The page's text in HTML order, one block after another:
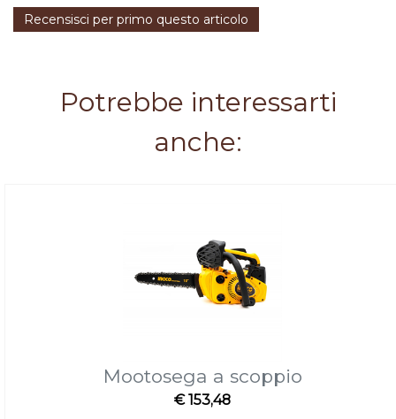
Recensisci per primo questo articolo
Potrebbe interessarti
anche:
Mootosega a scoppio
€ 153,48